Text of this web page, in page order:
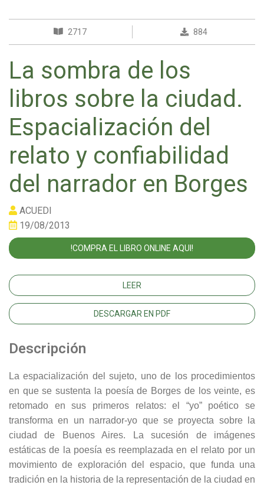
2717 884
La sombra de los
libros sobre la ciudad.
Espacialización del
relato y confiabilidad
del narrador en Borges
ACUEDI
19/08/2013
!COMPRA EL LIBRO ONLINE AQUI!
LEER
DESCARGAR EN PDF
Descripción
La espacialización del sujeto, uno de los procedimientos
en que se sustenta la poesía de Borges de los veinte, es
retomado en sus primeros relatos: el “yo” poético se
transforma en un narrador-yo que se proyecta sobre la
ciudad de Buenos Aires. La sucesión de imágenes
estáticas de la poesía es reemplazada en el relato por un
movimiento de exploración del espacio, que funda una
tradición en la historia de la representación de la ciudad en